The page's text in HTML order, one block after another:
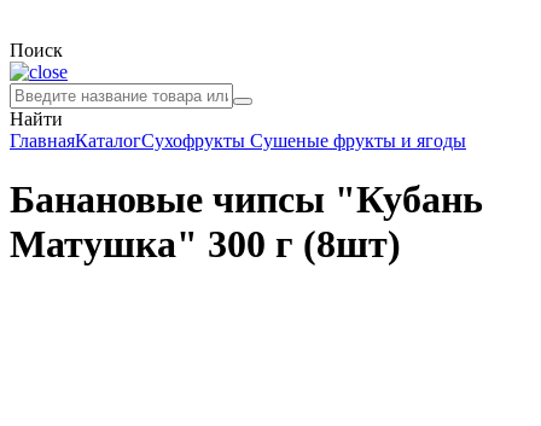
Поиск
Найти
ГлавнаяКаталогСухофрукты Сушеные фрукты и ягоды
Банановые чипсы "Кубань
Матушка" 300 г (8шт)